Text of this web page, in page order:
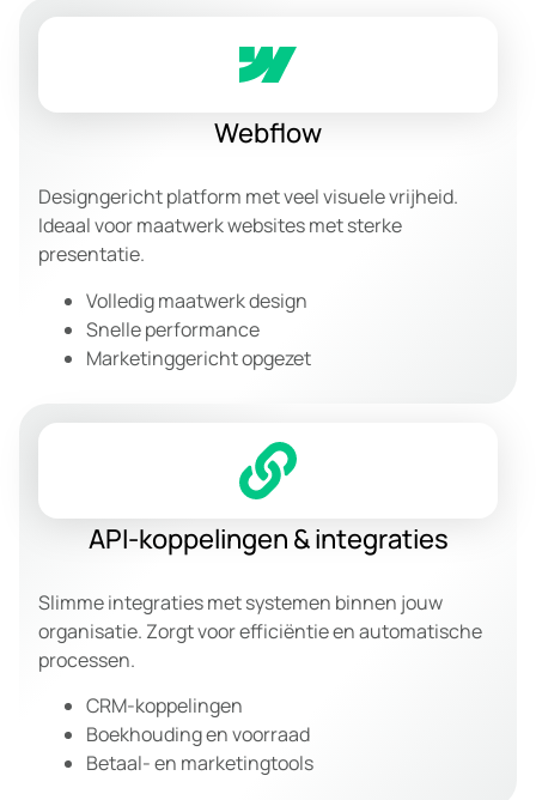
Webflow
Designgericht platform met veel visuele vrijheid.
Ideaal voor maatwerk websites met sterke
presentatie.
Volledig maatwerk design
Snelle performance
Marketinggericht opgezet
API-koppelingen & integraties
Slimme integraties met systemen binnen jouw
organisatie. Zorgt voor efficiëntie en automatische
processen.
CRM-koppelingen
Boekhouding en voorraad
Betaal- en marketingtools